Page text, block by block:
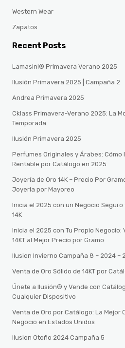
Western Wear
Zapatos
Recent Posts
Lamasini® Primavera Verano 2025
Ilusión Primavera 2025 | Campaña 2
Andrea Primavera 2025
Cklass Primavera-Verano 2025: La
Temporada
Ilusión Primavera 2025
Perfumes Originales y Árabes: Cómo
Rentable por Catálogo en 2025
Joyería de Oro 14K – Precio Por
Joyeria por Mayoreo
Inicia el 2025 con un Negocio
14K
Inicia el 2025 con Tu Propio Negocio:
14KT al Mejor Precio por Gramo
Ilusion Invierno Campaña 8 – 2024 –
Venta de Oro Sólido de 14KT por
Únete a Ilusión® y Vende con
Cualquier Dispositivo
Venta de Oro por Catálogo: La Mejor
Negocio en Estados Unidos
Ilusion Otoño 2024 Campaña 5